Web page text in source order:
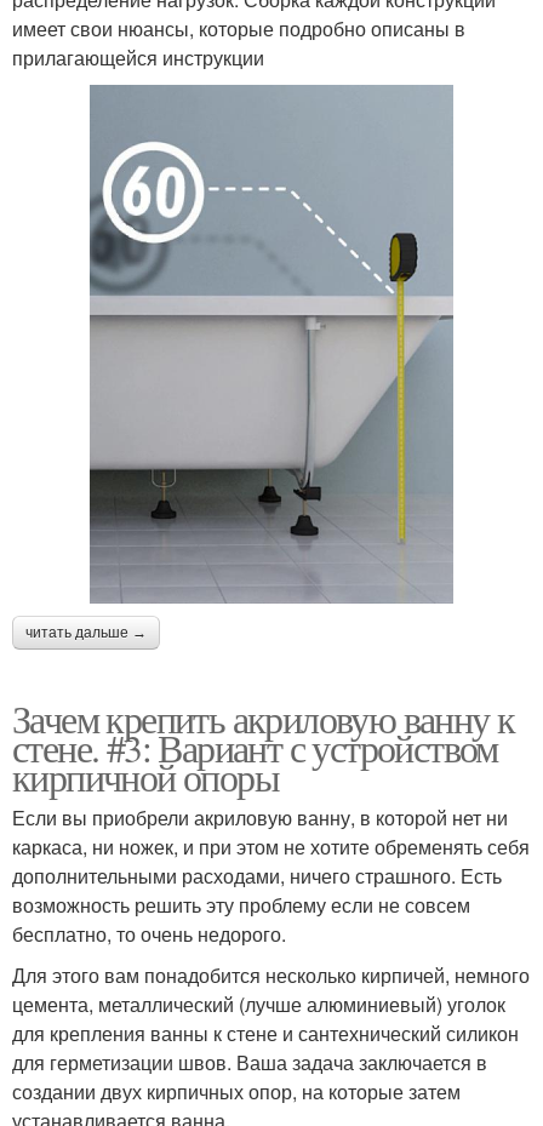
имеет свои нюансы, которые подробно описаны в
прилагающейся инструкции
читать дальше →
Зачем крепить акриловую ванну к
стене. #3: Вариант с устройством
кирпичной опоры
Если вы приобрели акриловую ванну, в которой нет ни
каркаса, ни ножек, и при этом не хотите обременять себя
дополнительными расходами, ничего страшного. Есть
возможность решить эту проблему если не совсем
бесплатно, то очень недорого.
Для этого вам понадобится несколько кирпичей, немного
цемента, металлический (лучше алюминиевый) уголок
для крепления ванны к стене и сантехнический силикон
для герметизации швов. Ваша задача заключается в
создании двух кирпичных опор, на которые затем